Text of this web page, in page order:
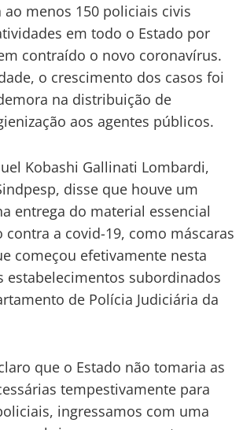
ao menos 150 policiais civis
em todo o Estado por
contraído o novo coronavírus.
o crescimento dos casos foi
na distribuição de
aos agentes públicos.
Kobashi Gallinati Lombardi,
disse que houve um
entrega do material essencial
contra a covid-19, como máscaras
começou efetivamente nesta
estabelecimentos subordinados
de Polícia Judiciária da
que o Estado não tomaria as
tempestivamente para
ingressamos com uma